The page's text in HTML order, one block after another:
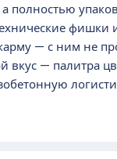
полностью
— с ним не
— палитра